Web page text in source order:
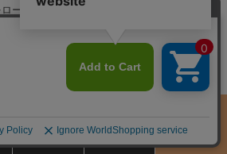
ーラーで挟んで40分程度で一気に仕上げ
約48時間かけ、生地にストレスをかけずに
生地本来の風合いの良さを引き出し、とこと
っています。和晒釜をもつ工場は、現在日
かなく、大変希少なガーゼです。
お買物ガイド カート